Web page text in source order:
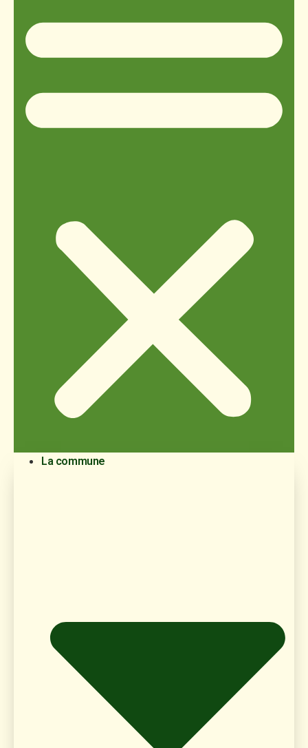
La commune